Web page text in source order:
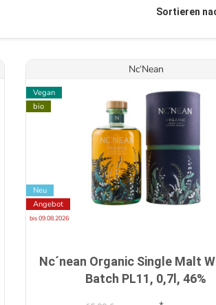
Sortieren
Nc‘Nean
Vegan
bio
Neu
Angebot
bis 09.08.2026
Nc´nean Organic Single Malt
Batch PL11, 0,7l, 46%